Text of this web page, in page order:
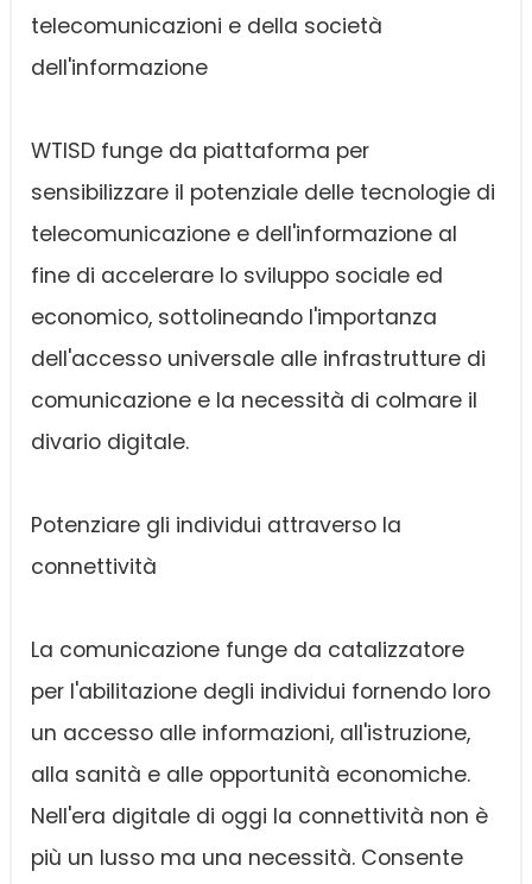
telecomunicazioni e della società
dell'informazione
WTISD funge da piattaforma per
sensibilizzare il potenziale delle tecnologie di
telecomunicazione e dell'informazione al
fine di accelerare lo sviluppo sociale ed
economico, sottolineando l'importanza
dell'accesso universale alle infrastrutture di
comunicazione e la necessità di colmare il
divario digitale.
Potenziare gli individui attraverso la
connettività
La comunicazione funge da catalizzatore
per l'abilitazione degli individui fornendo loro
un accesso alle informazioni, all'istruzione,
alla sanità e alle opportunità economiche.
Nell'era digitale di oggi la connettività non è
più un lusso ma una necessità. Consente